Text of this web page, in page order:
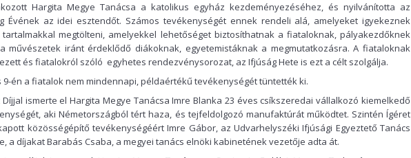
Hargita Megye Tanácsa a katolikus egyház kezdeményezéséhez, és nyilvánította az
Évének az idei esztendőt. Számos tevékenységét ennek rendeli alá, amelyeket igyekeznek
tartalmakkal megtölteni, amelyekkel lehetőséget biztosíthatnak a fiataloknak, pályakezdőknek
művészetek iránt érdeklődő diákoknak, egyetemistáknak a megmutatkozásra. A fiataloknak
és fiatalokról szóló egyhetes rendezvénysorozat, az Ifjúság Hete is ezt a célt szolgálja.
9-én a fiatalok nem mindennapi, példaértékű tevékenységét tüntették ki.
Díjjal ismerte el Hargita Megye Tanácsa Imre Blanka 23 éves csíkszeredai vállalkozó kiemelkedő
aki Németországból tért haza, és tejfeldolgozó manufaktúrát működtet. Szintén Ígéret
közösségépítő tevékenységéért Imre Gábor, az Udvarhelyszéki Ifjúsági Egyeztető Tanács
a díjakat Barabás Csaba, a megyei tanács elnöki kabinetének vezetője adta át.